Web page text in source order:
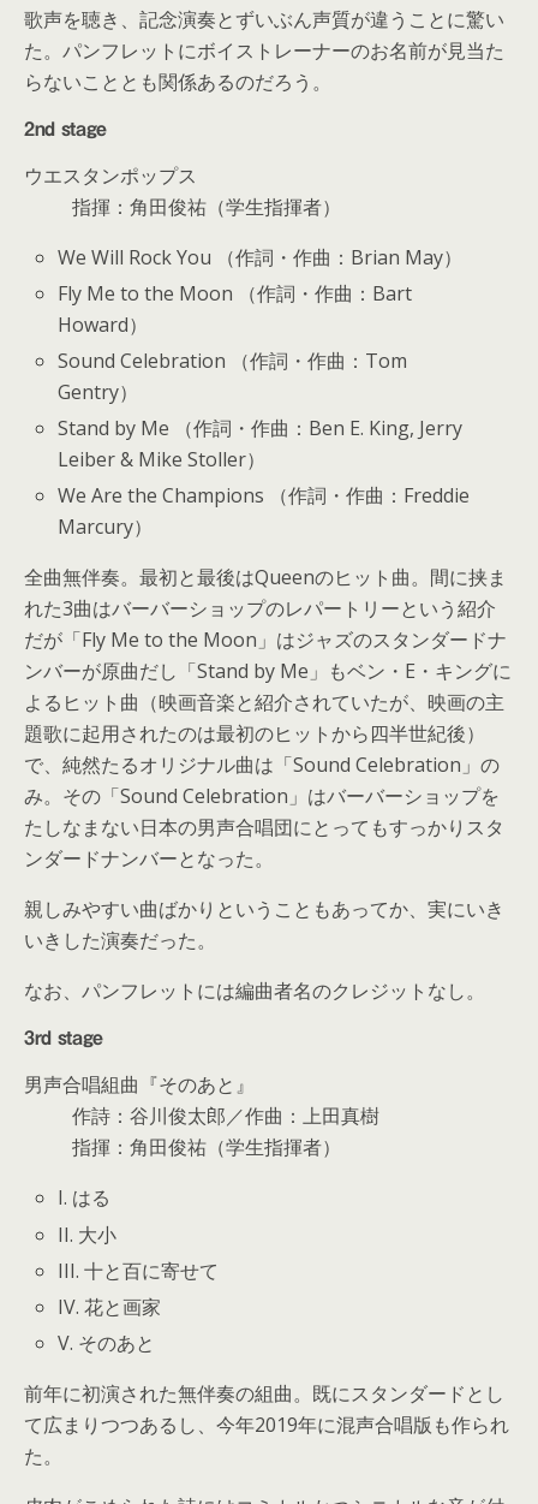
歌声を聴き、記念演奏とずいぶん声質が違うことに驚い
た。パンフレットにボイストレーナーのお名前が見当た
らないこととも関係あるのだろう。
2nd stage
ウエスタンポップス
指揮：角田俊祐（学生指揮者）
We Will Rock You （作詞・作曲：Brian May）
Fly Me to the Moon （作詞・作曲：Bart
Howard）
Sound Celebration （作詞・作曲：Tom
Gentry）
Stand by Me （作詞・作曲：Ben E. King, Jerry
Leiber & Mike Stoller）
We Are the Champions （作詞・作曲：Freddie
Marcury）
全曲無伴奏。最初と最後はQueenのヒット曲。間に挟ま
れた3曲はバーバーショップのレパートリーという紹介
だが「Fly Me to the Moon」はジャズのスタンダードナ
ンバーが原曲だし「Stand by Me」もベン・E・キングに
よるヒット曲（映画音楽と紹介されていたが、映画の主
題歌に起用されたのは最初のヒットから四半世紀後）
で、純然たるオリジナル曲は「Sound Celebration」の
み。その「Sound Celebration」はバーバーショップを
たしなまない日本の男声合唱団にとってもすっかりスタ
ンダードナンバーとなった。
親しみやすい曲ばかりということもあってか、実にいき
いきした演奏だった。
なお、パンフレットには編曲者名のクレジットなし。
3rd stage
男声合唱組曲『そのあと』
作詩：谷川俊太郎／作曲：上田真樹
指揮：角田俊祐（学生指揮者）
I. はる
II. 大小
III. 十と百に寄せて
IV. 花と画家
V. そのあと
前年に初演された無伴奏の組曲。既にスタンダードとし
て広まりつつあるし、今年2019年に混声合唱版も作られ
た。